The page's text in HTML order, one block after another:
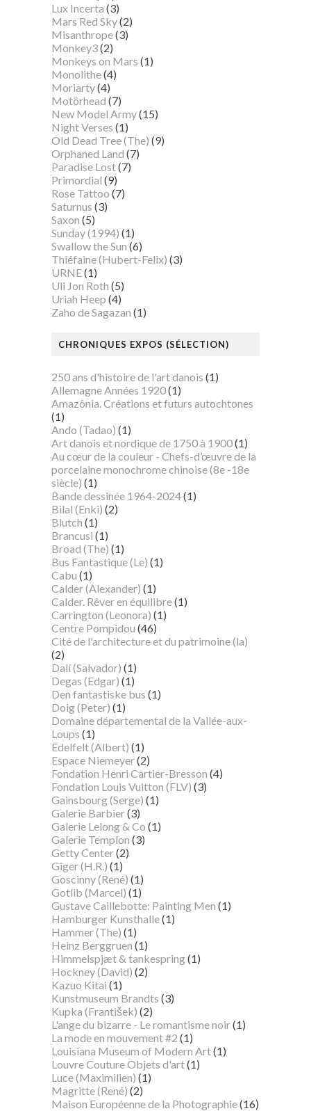
Lux Incerta (3)
Mars Red Sky(2)
Misanthrope(3)
Monkey3(2)
Monkeys on Mars (1)
Monolithe(4)
Moriarty(4)
Motörhead (7)
New Model Army(15)
Night Verses (1)
Old Dead Tree (The) (9)
Orphaned Land (7)
Paradise Lost(7)
Primordial (9)
Rose Tattoo (7)
Saturnus (3)
Saxon (5)
Sunday (1994) (1)
Swallow the Sun (6)
Thiéfaine (Hubert-Felix) (3)
URNE(1)
Uli Jon Roth (5)
Uriah Heep (4)
Zaho de Sagazan (1)
CHRONIQUES EXPOS (SÉLECTION)
250 ans d'histoire de l'art danois (1)
Allemagne Années 1920(1)
Amazônia. Créations et futurs autochtones
(1)
Ando (Tadao) (1)
Art danois et nordique de 1750 à 1900(1)
Au cœur de la couleur - Chefs-d’œuvre de la
porcelaine monochrome chinoise (8e -18e
siècle) (1)
Bande dessinée 1964-2024(1)
Bilal (Enki) (2)
Blutch (1)
Brancusi (1)
Broad (The) (1)
Bus Fantastique (Le) (1)
Cabu (1)
Calder (Alexander) (1)
Calder. Rêver en équilibre(1)
Carrington (Leonora) (1)
Centre Pompidou (46)
Cité de l'architecture et du patrimoine (la)
(2)
Dalí (Salvador) (1)
Degas (Edgar) (1)
Den fantastiske bus (1)
Doig (Peter) (1)
Domaine départemental de la Vallée-aux-
Loups (1)
Edelfelt (Albert) (1)
Espace Niemeyer(2)
Fondation Henri Cartier-Bresson (4)
Fondation Louis Vuitton (FLV) (3)
Gainsbourg (Serge) (1)
Galerie Barbier(3)
Galerie Lelong & Co (1)
Galerie Templon (3)
Getty Center(2)
Giger (H.R.) (1)
Goscinny (René) (1)
Gotlib (Marcel) (1)
Gustave Caillebotte: Painting Men (1)
Hamburger Kunsthalle(1)
Hammer (The) (1)
Heinz Berggruen (1)
Himmelspjæt & tankespring(1)
Hockney (David) (2)
Kazuo Kitai (1)
Kunstmuseum Brandts (3)
Kupka (František) (2)
L'ange du bizarre - Le romantisme noir(1)
La mode en mouvement #2 (1)
Louisiana Museum of Modern Art(1)
Louvre Couture Objets d'art(1)
Luce (Maximilien) (1)
Magritte (René) (2)
Maison Européenne de la Photographie(16)